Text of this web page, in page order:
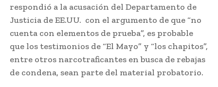
respondió a la acusación del Departamento de
Justicia de EE.UU. con el argumento de que “no
cuenta con elementos de prueba”, es probable
que los testimonios de “El Mayo” y “los chapitos”,
entre otros narcotraficantes en busca de rebajas
de condena, sean parte del material probatorio.